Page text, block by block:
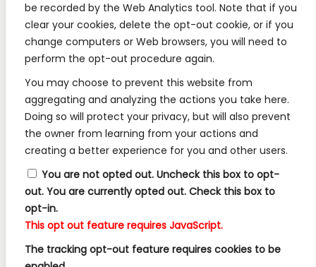
be recorded by the Web Analytics tool. Note that if you
clear your cookies, delete the opt-out cookie, or if you
change computers or Web browsers, you will need to
perform the opt-out procedure again.
You may choose to prevent this website from
aggregating and analyzing the actions you take here.
Doing so will protect your privacy, but will also prevent
the owner from learning from your actions and
creating a better experience for you and other users.
You are not opted out. Uncheck this box to opt-
out. You are currently opted out. Check this box to
opt-in.
This opt out feature requires JavaScript.
The tracking opt-out feature requires cookies to be
Regulamin
RODO
Regulamin Konkursów
INFORMACJE:
Wysyłka i Dostawa
Metody Płatności w Naszym Sklepie
Kontakt